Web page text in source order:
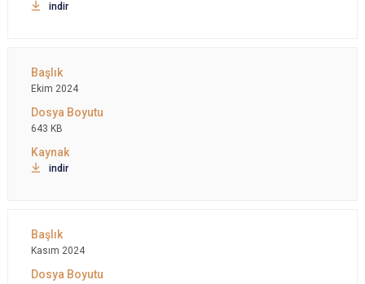
indir
Ekim 2024
643 KB
indir
Kasım 2024